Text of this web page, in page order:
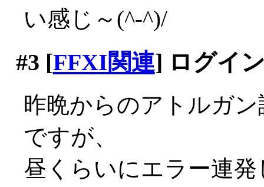
い感じ～(^-^)/
#3 [FFXI関連] ログイ
昨晩からのアトルガ
ですが、
昼くらいにエラー連